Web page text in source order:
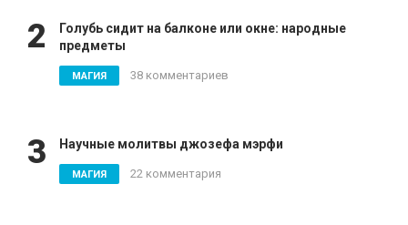
2
Голубь сидит на балконе или окне: народные
предметы
МАГИЯ 38 комментариев
3 Научные молитвы джозефа мэрфи
МАГИЯ 22 комментария